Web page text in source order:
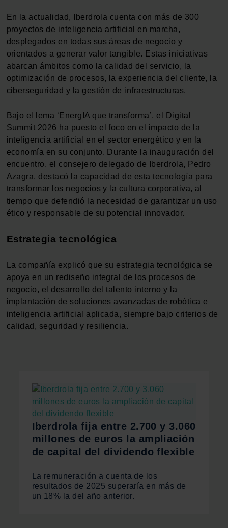
En la actualidad, Iberdrola cuenta con más de 300
proyectos de inteligencia artificial en marcha,
desplegados en todas sus áreas de negocio y
orientados a generar valor tangible. Estas iniciativas
abarcan ámbitos como la calidad del servicio, la
optimización de procesos, la experiencia del cliente, la
ciberseguridad y la gestión de infraestructuras.
Bajo el lema ‘EnergIA que transforma’, el Digital
Summit 2026 ha puesto el foco en el impacto de la
inteligencia artificial en el sector energético y en la
economía en su conjunto. Durante la inauguración del
encuentro, el consejero delegado de Iberdrola, Pedro
Azagra, destacó la capacidad de esta tecnología para
transformar los negocios y la cultura corporativa, al
tiempo que defendió la necesidad de garantizar un uso
ético y responsable de su potencial innovador.
Estrategia tecnológica
La compañía explicó que su estrategia tecnológica se
apoya en un rediseño integral de los procesos de
negocio, el desarrollo del talento interno y la
implantación de soluciones avanzadas de robótica e
inteligencia artificial aplicada, siempre bajo criterios de
calidad, seguridad y resiliencia.
Iberdrola fija entre 2.700 y 3.060
millones de euros la ampliación
de capital del dividendo flexible
La remuneración a cuenta de los
resultados de 2025 superaría en más de
un 18% la del año anterior.